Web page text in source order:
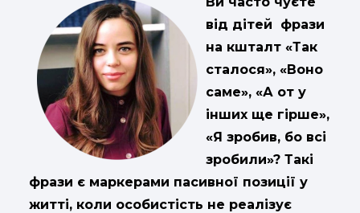
від дітей фрази
на кшталт «Так
сталося», «Воно
саме», «А от у
інших ще гірше»,
«Я зробив, бо всі
зробили»? Такі
фрази є маркерами пасивної позиції у
житті, коли особистість не реалізує